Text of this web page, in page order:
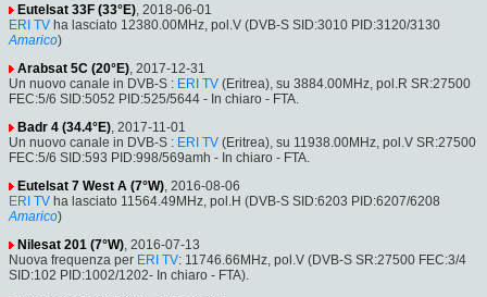
Eutelsat 33F (33°E), 2018-06-01
ERI TV ha lasciato 12380.00MHz, pol.V (DVB-S SID:3010 PID:3120/3130
Amarico)
Arabsat 5C (20°E), 2017-12-31
Un nuovo canale in DVB-S : ERI TV (Eritrea), su 3884.00MHz, pol.R SR:27500
FEC:5/6 SID:5052 PID:525/5644 - In chiaro - FTA.
Badr 4 (34.4°E), 2017-11-01
Un nuovo canale in DVB-S : ERI TV (Eritrea), su 11938.00MHz, pol.V SR:27500
FEC:5/6 SID:593 PID:998/569amh - In chiaro - FTA.
Eutelsat 7 West A (7°W), 2016-08-06
ERI TV ha lasciato 11564.49MHz, pol.H (DVB-S SID:6203 PID:6207/6208
Amarico)
Nilesat 201 (7°W), 2016-07-13
Nuova frequenza per ERI TV: 11746.66MHz, pol.V (DVB-S SR:27500 FEC:3/4
SID:102 PID:1002/1202- In chiaro - FTA).